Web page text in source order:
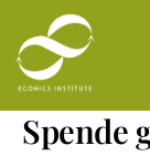
springen
Spende